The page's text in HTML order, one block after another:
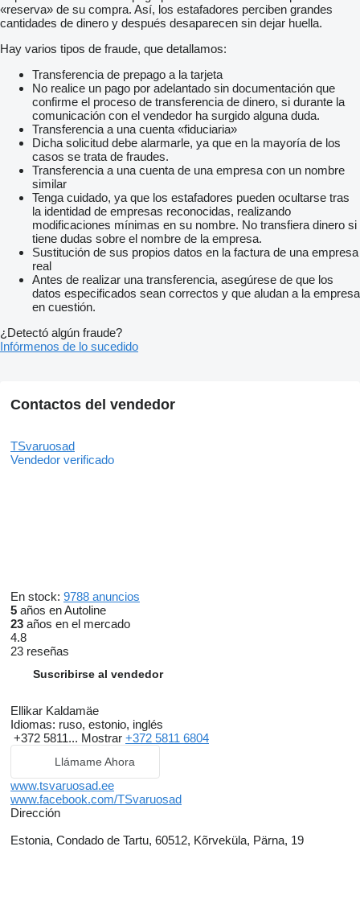
«reserva» de su compra. Así, los estafadores perciben grandes
cantidades de dinero y después desaparecen sin dejar huella.
Hay varios tipos de fraude, que detallamos:
Transferencia de prepago a la tarjeta
No realice un pago por adelantado sin documentación que
confirme el proceso de transferencia de dinero, si durante la
comunicación con el vendedor ha surgido alguna duda.
Transferencia a una cuenta «fiduciaria»
Dicha solicitud debe alarmarle, ya que en la mayoría de los
casos se trata de fraudes.
Transferencia a una cuenta de una empresa con un nombre
similar
Tenga cuidado, ya que los estafadores pueden ocultarse tras
la identidad de empresas reconocidas, realizando
modificaciones mínimas en su nombre. No transfiera dinero si
tiene dudas sobre el nombre de la empresa.
Sustitución de sus propios datos en la factura de una empresa
real
Antes de realizar una transferencia, asegúrese de que los
datos especificados sean correctos y que aludan a la empresa
en cuestión.
¿Detectó algún fraude?
Infórmenos de lo sucedido
Contactos del vendedor
TSvaruosad
Vendedor verificado
En stock: 9788 anuncios
5 años en Autoline
23 años en el mercado
4.8
23 reseñas
Suscribirse al vendedor
Ellikar Kaldamäe
Idiomas: ruso, estonio, inglés
+372 5811... Mostrar +372 5811 6804
Llámame Ahora
www.tsvaruosad.ee
www.facebook.com/TSvaruosad
Dirección
Estonia, Condado de Tartu, 60512, Kõrveküla, Pärna, 19